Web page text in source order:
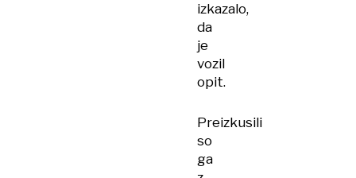
izkazalo,
da
je
vozil
opit.
Preizkusili
so
ga